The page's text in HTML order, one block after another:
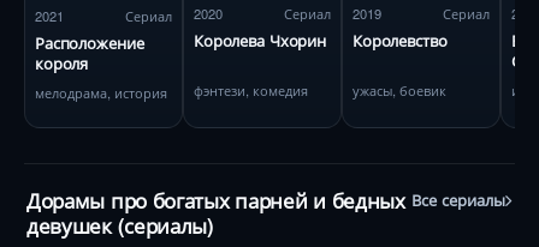
2021 Сериал
Расположение
короля
мелодрама, история
2020 Сериал
Королева Чхорин
фэнтези, комедия
2019 Сериал
Королевство
ужасы, боевик
2009
Дорамы про богатых парней и бедных
девушек (сериалы)
Все сериалы